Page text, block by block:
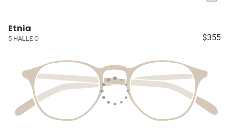
Etnia
5 HALLE O $355